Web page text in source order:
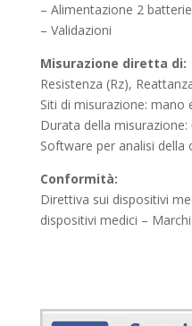
– Alimentazione 2
– Validazioni
Misurazione diretta di:
Resistenza (Rz),
Siti di misurazione: mano
Durata della misurazione:
Software per analisi
Conformità:
Direttiva sui dispositivi
dispositivi medici –